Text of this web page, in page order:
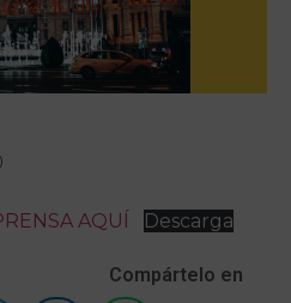
AQUÍ Descarga
Compártelo en